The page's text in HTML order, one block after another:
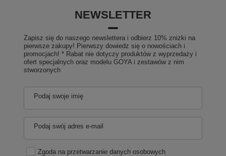
NEWSLETTER
Zapisz się do naszego newslettera i odbierz 10% zniżki na
pierwsze zakupy! Pierwszy dowiedz się o nowościach i
promocjach! * Rabat nie dotyczy produktów z wyprzedaży i
ofert specjalnych oraz modelu GOYA i zestawów z nim
stworzonych
Podaj swoje imię
Podaj swój adres e-mail
Zgoda na przetwarzanie danych osobowych